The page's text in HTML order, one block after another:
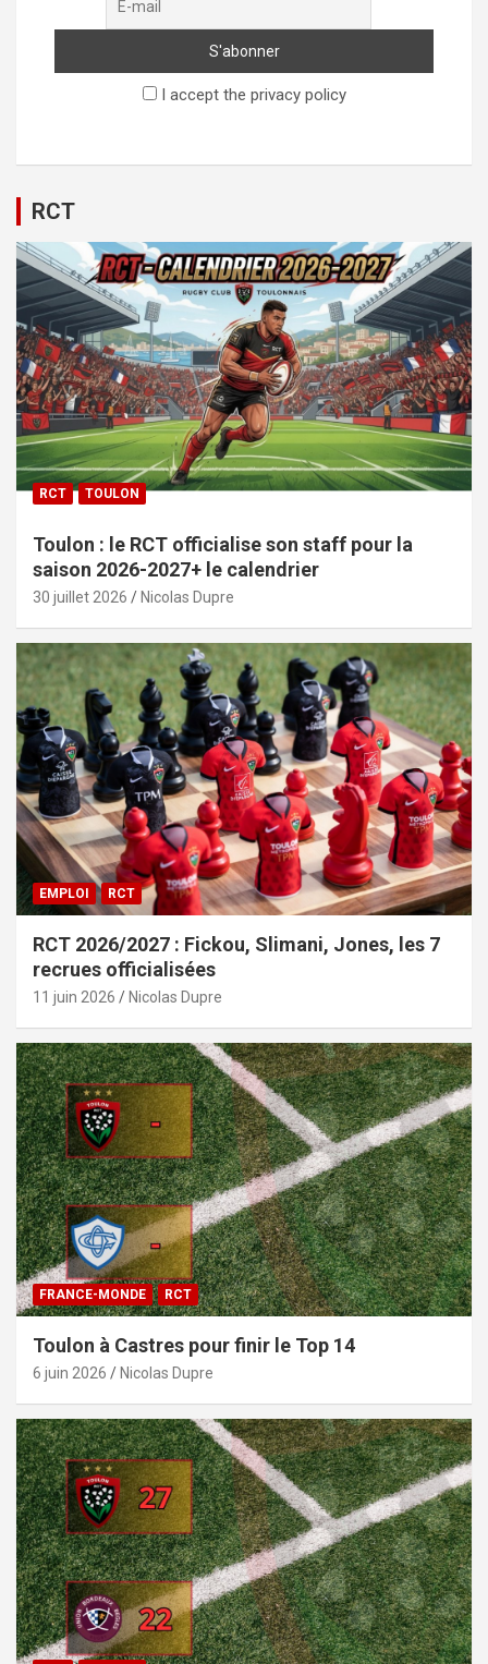
I accept the privacy policy
RCT
RCT TOULON
Toulon : le RCT officialise son staff pour la
saison 2026-2027+ le calendrier
30 juillet 2026 Nicolas Dupre
EMPLOI RCT
RCT 2026/2027 : Fickou, Slimani, Jones, les 7
recrues officialisées
11 juin 2026 Nicolas Dupre
FRANCE-MONDE RCT
Toulon à Castres pour finir le Top 14
6 juin 2026 Nicolas Dupre